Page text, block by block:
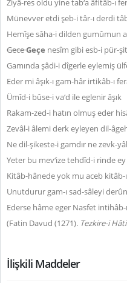
Ziyâ-res oldu yine tab‘a âfitâb-ı
Münevver etdi şeb-i târ-ı derdi
Hemîşe sâha-i dilden gumûmun
GeceGeçe nesîm gibi esb-i pür-
Gamında şâdi-i dîgerle eylemiş
Eder mi âşık-ı gam-hâr irtikâb-ı
Ümîd-i bûse-i va‘d ile eglenir âşık
Rakam-zed-i hatın olmuş eder
Zevâl-i âlemi derk eyleyen dil-
Ne dil-şikeste-i gamdır ne zevk-
Yeter bu mev‘ize tehdîd-i rinde ey
Kitâb-hânede yok mu aceb kitâb-
Unutdurur gam-ı sad-sâleyi
Ederse hâme eger Nasfet intihâb-
(Fatin Davud (1271). Tezkire-i
İlişkili Maddeler